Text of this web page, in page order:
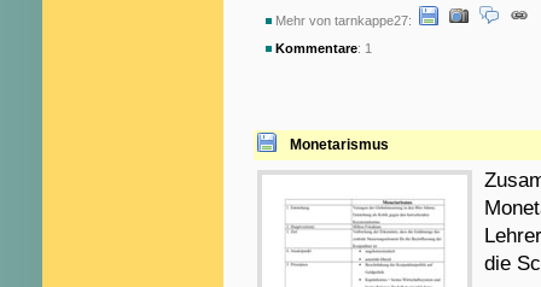
Mehr von tarnkappe27:
Kommentare: 1
Monetarismus
die